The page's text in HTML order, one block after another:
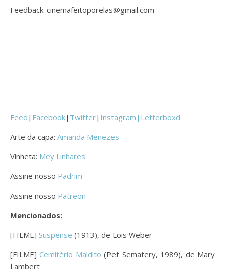
Feedback: cinemafeitoporelas@gmail.com
Feed | Facebook| Twitter| Instagram| Letterboxd
Arte da capa: Amanda Menezes
Vinheta: Mey Linhares
Assine nosso Padrim
Assine nosso Patreon
Mencionados:
[FILME] Suspense (1913), de Lois Weber
[FILME]Cemitério Maldito (Pet Sematery, 1989), de Mary
Lambert